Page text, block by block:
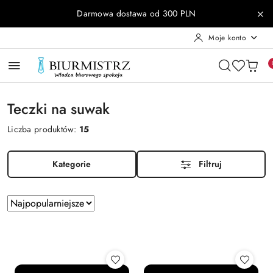
Przejdź do treści głównej
Przejdź do wyszukiwarki
Przejdź do moje konto
Przejdź do menu głównego
Przejdź do stopkiDarmowa dostawa od 300 PLN
Moje konto
Teczki na suwak
Liczba produktów: 15
Kategorie Filtruj
Zastosowano
sortowanie:
Sortuj
według